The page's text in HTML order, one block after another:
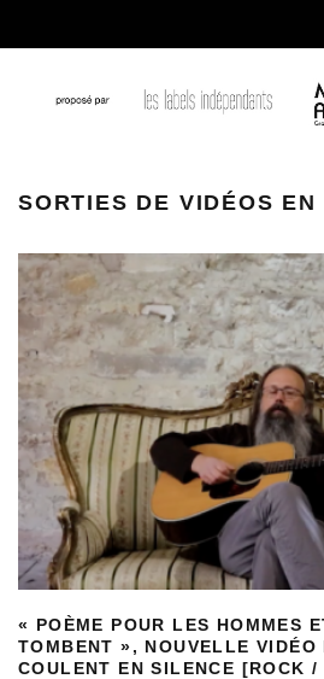
SORTIES DE VIDÉOS EN
« POÈME POUR LES HOMMES
TOMBENT », NOUVELLE VIDÉO
COULENT EN SILENCE [ROCK